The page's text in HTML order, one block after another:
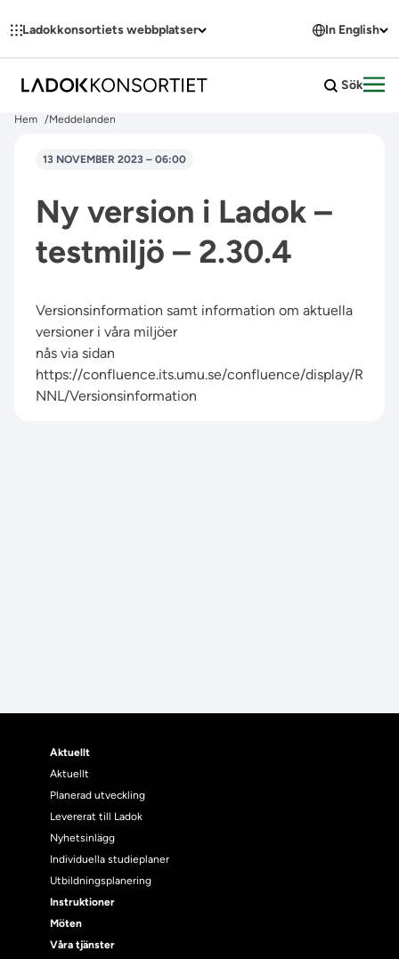
Ladokkonsortiets webbplatser In English
Sök
Hem Meddelanden
13 NOVEMBER 2023 – 06:00
Ny version i Ladok –
testmiljö – 2.30.4
Versionsinformation samt information om aktuella
versioner i våra miljöer
nås via sidan
https://confluence.its.umu.se/confluence/display/R
NNL/Versionsinformation
Aktuellt
Aktuellt
Planerad utveckling
Levererat till Ladok
Nyhetsinlägg
Individuella studieplaner
Utbildningsplanering
Instruktioner
Möten
Våra tjänster